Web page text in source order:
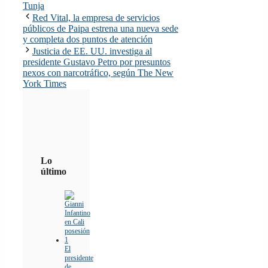
Tunja
Red Vital, la empresa de servicios
públicos de Paipa estrena una nueva sede
y completa dos puntos de atención
Justicia de EE. UU. investiga al
presidente Gustavo Petro por presuntos
nexos con narcotráfico, según The New
York Times
Lo
último
El
presidente